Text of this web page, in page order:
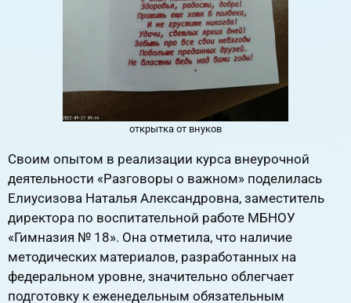
открытка от внуков
Своим опытом в реализации курса внеурочной
деятельности «Разговоры о важном» поделилась
Елиусизова Наталья Александровна, заместитель
директора по воспитательной работе МБНОУ
«Гимназия № 18». Она отметила, что наличие
методических материалов, разработанных на
федеральном уровне, значительно облегчает
подготовку к еженедельным обязательным